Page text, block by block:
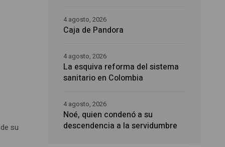
su
Caja de Pandora
4 agosto, 2026
La esquiva reforma del sistema
sanitario en Colombia
4 agosto, 2026
Noé, quien condenó a su
descendencia a la servidumbre
4 agosto, 2026